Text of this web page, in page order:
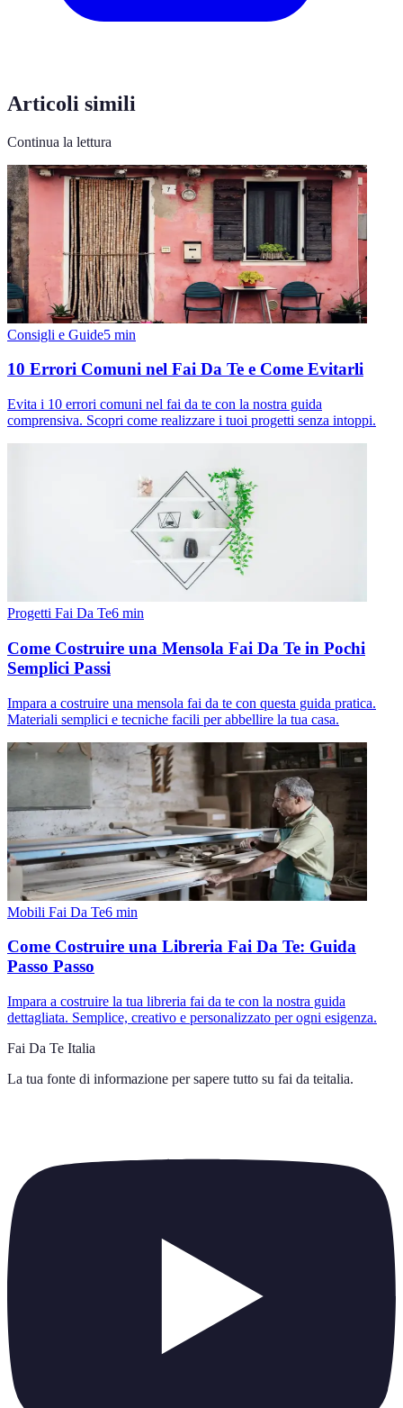
Articoli simili
Continua la lettura
Consigli e Guide5 min
10 Errori Comuni nel Fai Da Te e Come Evitarli
Evita i 10 errori comuni nel fai da te con la nostra guida
comprensiva. Scopri come realizzare i tuoi progetti senza intoppi.
Progetti Fai Da Te6 min
Come Costruire una Mensola Fai Da Te in Pochi
Semplici Passi
Impara a costruire una mensola fai da te con questa guida pratica.
Materiali semplici e tecniche facili per abbellire la tua casa.
Mobili Fai Da Te6 min
Come Costruire una Libreria Fai Da Te: Guida
Passo Passo
Impara a costruire la tua libreria fai da te con la nostra guida
dettagliata. Semplice, creativo e personalizzato per ogni esigenza.
Fai Da Te Italia
La tua fonte di informazione per sapere tutto su fai da teitalia.